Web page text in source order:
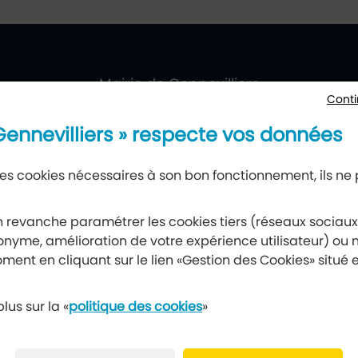
Mairie de Gennevilliers
177, avenue Gabriel-Péri, 92230 Gennevilliers
Newsletter
Recevez notre lettre d’information
» respecte vos données
cookies nécessaires à son bon fonctionnement, ils ne
revanche paramétrer les cookies tiers (réseaux
amélioration de votre expérience utilisateur) ou
en cliquant sur le lien «Gestion des Cookies» situé
sur la «politique des cookies»